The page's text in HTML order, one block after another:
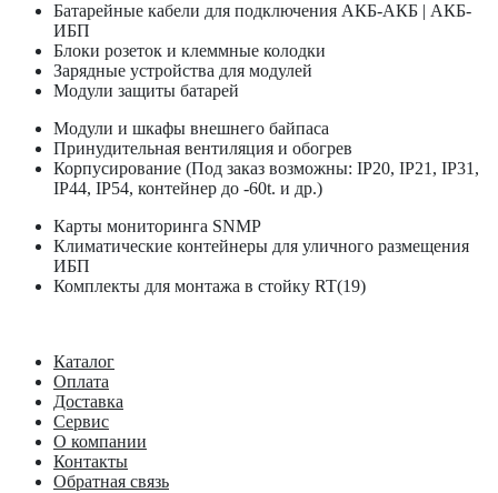
Батарейные кабели для подключения АКБ-АКБ | АКБ-
ИБП
Блоки розеток и клеммные колодки
Зарядные устройства для модулей
Модули защиты батарей
Модули и шкафы внешнего байпаса
Принудительная вентиляция и обогрев
Корпусирование (Под заказ возможны: IP20, IP21, IP31,
IP44, IP54, контейнер до -60t. и др.)
Карты мониторинга SNMP
Климатические контейнеры для уличного размещения
ИБП
Комплекты для монтажа в стойку RT(19)
Каталог
Оплата
Доставка
Сервис
О компании
Контакты
Обратная связь